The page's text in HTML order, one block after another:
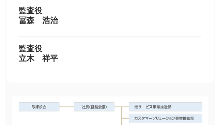
監査役
冨森 浩治
監査役
立木 祥平